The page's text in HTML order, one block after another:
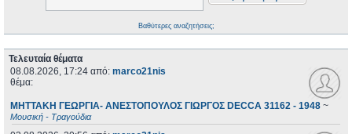
Βαθύτερες αναζητήσεις;
Τελευταία θέματα
08.08.2026, 17:24 από: marco21nis
θέμα:
ΜΗΤΤΑΚΗ ΓΕΩΡΓΙΑ- ΑΝΕΣΤΟΠΟΥΛΟΣ ΓΙΩΡΓΟΣ DECCA 31162 - 1948 ~
Μουσική - Τραγούδια